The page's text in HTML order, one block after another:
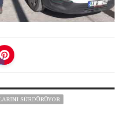
SÜRDÜRÜYOR